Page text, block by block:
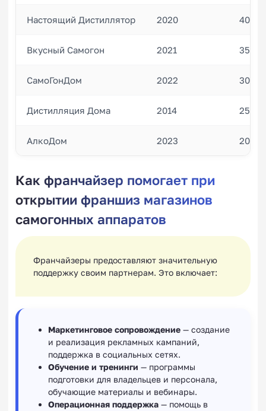
Настоящий Дистиллятор 2020 40
Вкусный Самогон 2021 35
СамоГонДом 2022 30
Дистилляция Дома 2014 25
АлкоДом 2023 20
Как франчайзер помогает при
открытии франшиз магазинов
самогонных аппаратов
Франчайзеры предоставляют значительную
поддержку своим партнерам. Это включает:
Маркетинговое сопровождение — создание
и реализация рекламных кампаний,
поддержка в социальных сетях.
Обучение и тренинги — программы
подготовки для владельцев и персонала,
обучающие материалы и вебинары.
Операционная поддержка — помощь в